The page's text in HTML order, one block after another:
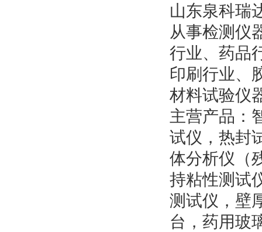
山东泉科瑞
从事检测仪
行业、药品
印刷行业、
材料试验仪
主营产品：
试仪，热封
体分析仪（
持粘性测试
测试仪，壁
台，药用玻